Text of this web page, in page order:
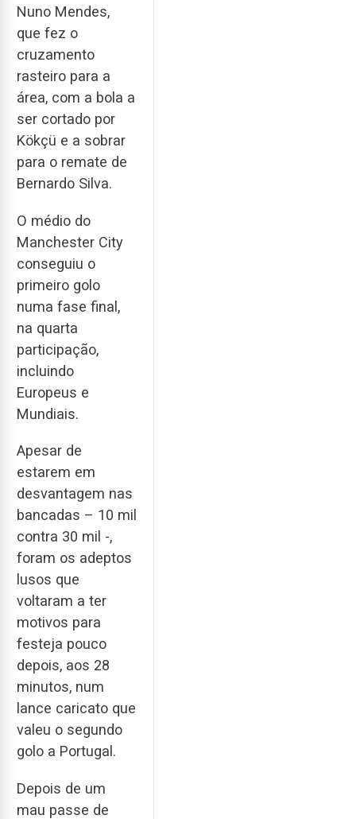
Nuno Mendes,
que fez o
cruzamento
rasteiro para a
área, com a bola a
ser cortado por
Kökçü e a sobrar
para o remate de
Bernardo Silva.
O médio do
Manchester City
conseguiu o
primeiro golo
numa fase final,
na quarta
participação,
incluindo
Europeus e
Mundiais.
Apesar de
estarem em
desvantagem nas
bancadas – 10 mil
contra 30 mil -,
foram os adeptos
lusos que
voltaram a ter
motivos para
festeja pouco
depois, aos 28
minutos, num
lance caricato que
valeu o segundo
golo a Portugal.
Depois de um
mau passe de